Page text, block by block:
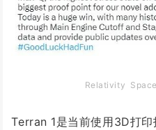
Relativity Space
Terran 1是当前使用3D打